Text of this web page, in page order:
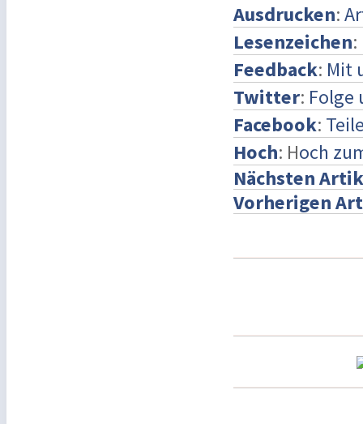
Ausdrucken:
Lesenzeichen:
Feedback: Mit
Twitter: Folge
Facebook:
Hoch: Hoch
Nächsten
Vorherigen